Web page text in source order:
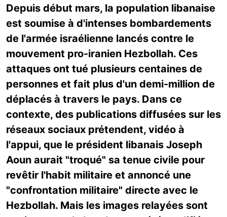
Depuis début mars, la population libanaise
est soumise à d'intenses bombardements
de l'armée israélienne lancés contre le
mouvement pro-iranien Hezbollah. Ces
attaques ont tué plusieurs centaines de
personnes et fait plus d'un demi-million de
déplacés à travers le pays. Dans ce
contexte, des publications diffusées sur les
réseaux sociaux prétendent, vidéo à
l'appui, que le président libanais Joseph
Aoun aurait "troqué" sa tenue civile pour
revêtir l'habit militaire et annoncé une
"confrontation militaire" directe avec le
Hezbollah. Mais les images relayées sont